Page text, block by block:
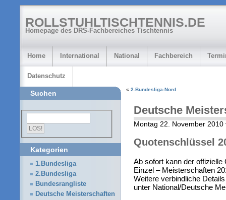
ROLLSTUHLTISCHTENNIS.DE
Homepage des DRS-Fachbereiches Tischtennis
Home International National Fachbereich
Datenschutz
« 2.Bundesliga-Nord
Deutsche
Montag 22. November 2010
Quotenschlüssel
Ab sofort kann der
Einzel – Meisterschaften
Weitere verbindliche
unter National/Deutsche
Suchen
Kategorien
1.Bundesliga
2.Bundesliga
Bundesrangliste
Deutsche Meisterschaften